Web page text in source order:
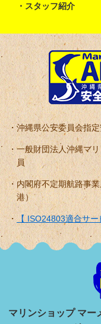
スタッフ紹介
沖縄県公安委員会指
一般財団法人沖縄マ
員
内閣府不定期航路事
港）
【 ISO24803適合サー
マリンショップ マ